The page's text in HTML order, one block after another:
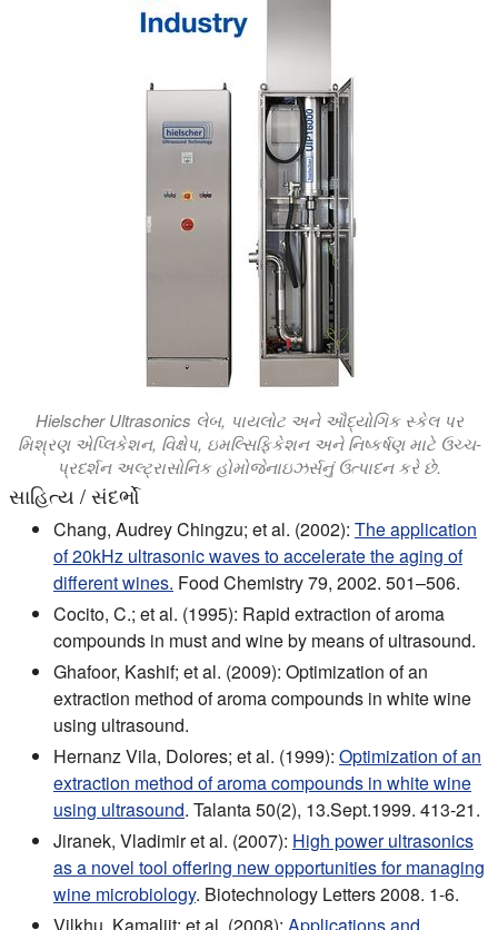
Hielscher Ultrasonics લેબ, પાયલોટ અને ઔદ્યોગિક સ્કેલ પર
મિશ્રણ એપ્લિકેશન, વિક્ષેપ, ઇમલ્સિફિકેશન અને નિષ્કર્ષણ માટે ઉચ્ચ-
પ્રદર્શન અલ્ટ્રાસોનિક હોમોજેનાઇઝર્સનું ઉત્પાદન કરે છે.
સાહિત્ય / સંદર્ભો
Chang, Audrey Chingzu; et al. (2002): The application
of 20kHz ultrasonic waves to accelerate the aging of
different wines. Food Chemistry 79, 2002. 501–506.
Cocito, C.; et al. (1995): Rapid extraction of aroma
compounds in must and wine by means of ultrasound.
Ghafoor, Kashif; et al. (2009): Optimization of an
extraction method of aroma compounds in white wine
using ultrasound.
Hernanz Vila, Dolores; et al. (1999): Optimization of an
extraction method of aroma compounds in white wine
using ultrasound. Talanta 50(2), 13.Sept.1999. 413-21.
Jiranek, Vladimir et al. (2007): High power ultrasonics
as a novel tool offering new opportunities for managing
wine microbiology. Biotechnology Letters 2008. 1-6.